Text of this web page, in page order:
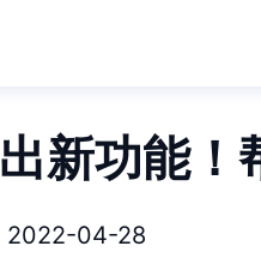
新功能！
2022-04-28